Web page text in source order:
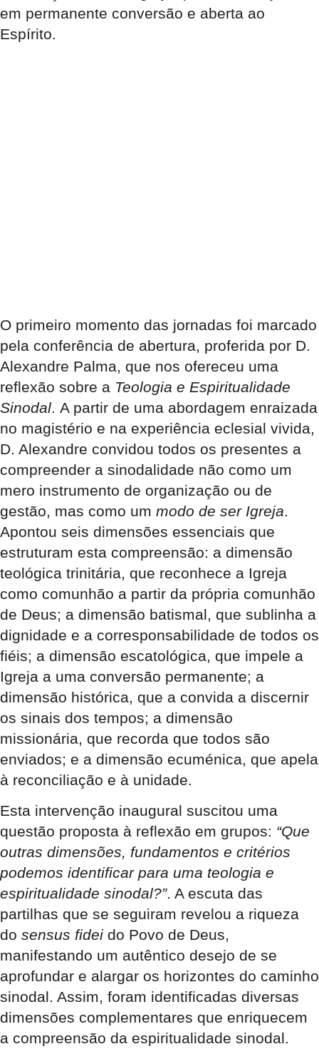
em permanente conversão e aberta ao
Espírito.
O primeiro momento das jornadas foi marcado
pela conferência de abertura, proferida por D.
Alexandre Palma, que nos ofereceu uma
reflexão sobre a Teologia e Espiritualidade
Sinodal. A partir de uma abordagem enraizada
no magistério e na experiência eclesial vivida,
D. Alexandre convidou todos os presentes a
compreender a sinodalidade não como um
mero instrumento de organização ou de
gestão, mas como um modo de ser Igreja.
Apontou seis dimensões essenciais que
estruturam esta compreensão: a dimensão
teológica trinitária, que reconhece a Igreja
como comunhão a partir da própria comunhão
de Deus; a dimensão batismal, que sublinha a
dignidade e a corresponsabilidade de todos os
fiéis; a dimensão escatológica, que impele a
Igreja a uma conversão permanente; a
dimensão histórica, que a convida a discernir
os sinais dos tempos; a dimensão
missionária, que recorda que todos são
enviados; e a dimensão ecuménica, que apela
à reconciliação e à unidade.
Esta intervenção inaugural suscitou uma
questão proposta à reflexão em grupos: “Que
outras dimensões, fundamentos e critérios
podemos identificar para uma teologia e
espiritualidade sinodal?”. A escuta das
partilhas que se seguiram revelou a riqueza
do sensus fidei do Povo de Deus,
manifestando um autêntico desejo de se
aprofundar e alargar os horizontes do caminho
sinodal. Assim, foram identificadas diversas
dimensões complementares que enriquecem
a compreensão da espiritualidade sinodal.